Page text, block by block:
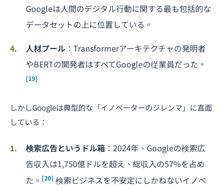
Googleは人間のデジタル行動に関する最も包括的な
データセットの上に位置している。
人材プール ：Transformerアーキテクチャの発明者
やBERTの開発者はすべてGoogleの従業員だった。
[19]
しかしGoogleは典型的な「イノベーターのジレンマ」に直面
している：
検索広告というドル箱 ：2024年、Googleの検索広
告収入は1,750億ドルを超え、総収入の57%を占め
た。 [20] 検索ビジネスを不安定にしかねないイノベ